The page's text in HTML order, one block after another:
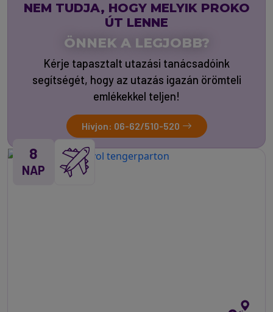
NEM TUDJA, HOGY MELYIK PROKO
ÚT LENNE
ÖNNEK A LEGJOBB?
Kérje tapasztalt utazási tanácsadóink
segítségét, hogy az utazás igazán örömteli
emlékekkel teljen!
Hívjon: 06-62/510-520
8
NAP